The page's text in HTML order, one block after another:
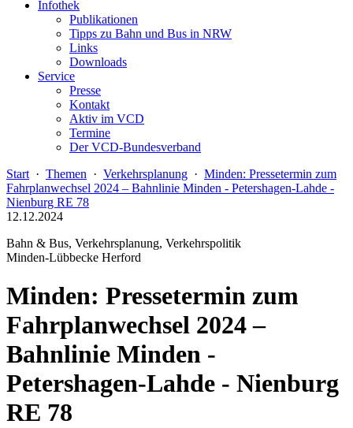
Infothek
Publikationen
Tipps zu Bahn und Bus in NRW
Links
Downloads
Service
Presse
Kontakt
Aktiv im VCD
Termine
Der VCD-Bundesverband
Start · Themen · Verkehrsplanung · Minden: Pressetermin zum
Fahrplanwechsel 2024 – Bahnlinie Minden - Petershagen-Lahde -
Nienburg RE 78
12.12.2024
Bahn & Bus, Verkehrsplanung, Verkehrspolitik
Minden-Lübbecke Herford
Minden: Pressetermin zum
Fahrplanwechsel 2024 –
Bahnlinie Minden -
Petershagen-Lahde - Nienburg
RE 78